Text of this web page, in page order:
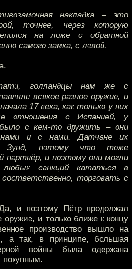
накладка – это
точнее, через которую
на ложе с обратной
самого замка, с левой.
голландцы нам же с
всякое разное оружие, и
17 века, как только у них
отношения с Испанией, у
было с кем-то дружить – они
и с нами. Датчане их
Зунд, потому что тоже
партнёр, и поэтому они могли
любых санкций кататься в
торговать с
и поэтому Пётр продолжал
оружие, и только ближе к концу
производство вышло на
а так, в принципе, большая
войны была одержана